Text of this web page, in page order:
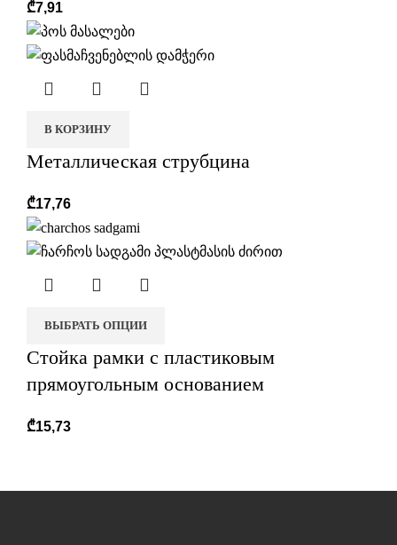
₾7,91
В КОРЗИНУ
Металлическая струбцина
₾17,76
ВЫБРАТЬ ОПЦИИ
Стойка рамки с пластиковым
прямоугольным основанием
₾15,73